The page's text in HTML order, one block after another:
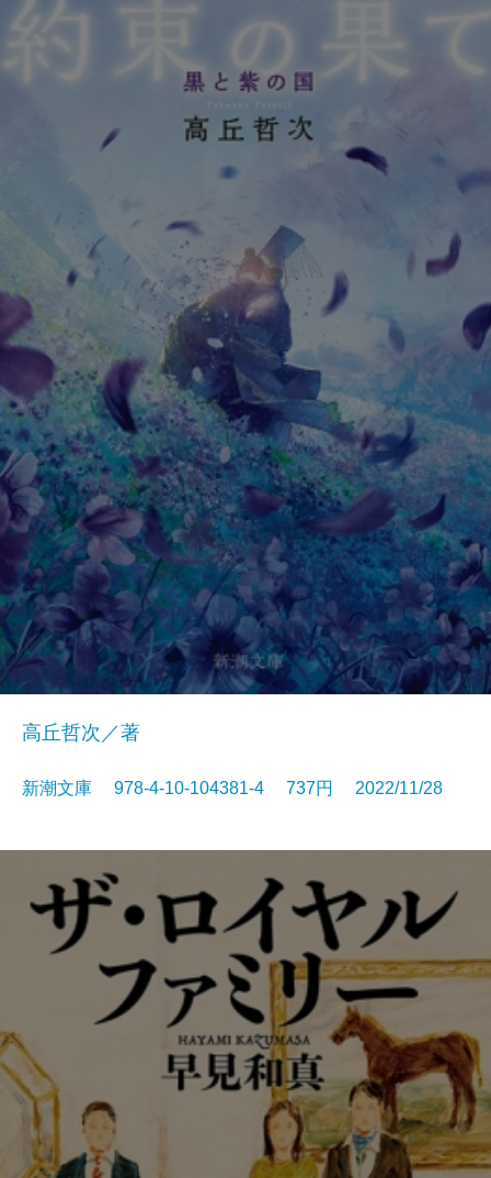
高丘哲次／著
新潮文庫 978-4-10-104381-4 737円 2022/11/28